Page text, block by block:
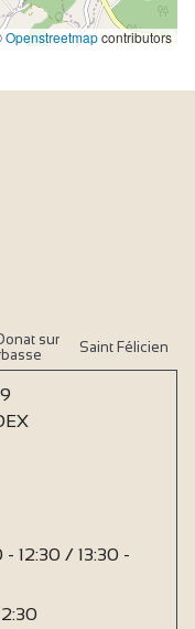
Openstreetmapcontributors
sur
Saint Félicien
- 12:30 / 13:30 -